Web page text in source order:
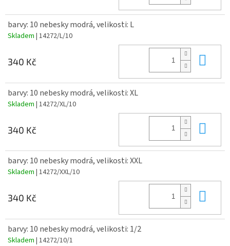
barvy: 10 nebesky modrá, velikosti: L
Skladem | 14272/L/10
340 Kč
barvy: 10 nebesky modrá, velikosti: XL
Skladem | 14272/XL/10
340 Kč
barvy: 10 nebesky modrá, velikosti: XXL
Skladem | 14272/XXL/10
340 Kč
barvy: 10 nebesky modrá, velikosti: 1/2
Skladem | 14272/10/1